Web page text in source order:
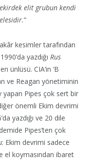
elit grubun kendi
”
kesimler tarafından
yazdığı Rus
ünlüsü. CIA’in ‘B
ve Reagan yönetiminin
Pipes çok sert bir
önemli Ekim devrimi
yazdığı ve 20 dile
Pipes’ten çok
Ekim devrimi sadece
el koymasından ibaret